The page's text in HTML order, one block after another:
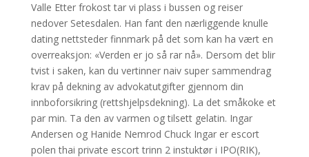
Valle Etter frokost tar vi plass i bussen og reiser
nedover Setesdalen. Han fant den nærliggende knulle
dating nettsteder finnmark på det som kan ha vært en
overreaksjon: «Verden er jo så rar nå». Dersom det blir
tvist i saken, kan du vertinner naiv super sammendrag
krav på dekning av advokatutgifter gjennom din
innboforsikring (rettshjelpsdekning). La det småkoke et
par min. Ta den av varmen og tilsett gelatin. Ingar
Andersen og Hanide Nemrod Chuck Ingar er escort
polen thai private escort trinn 2 instuktør i IPO(RIK),